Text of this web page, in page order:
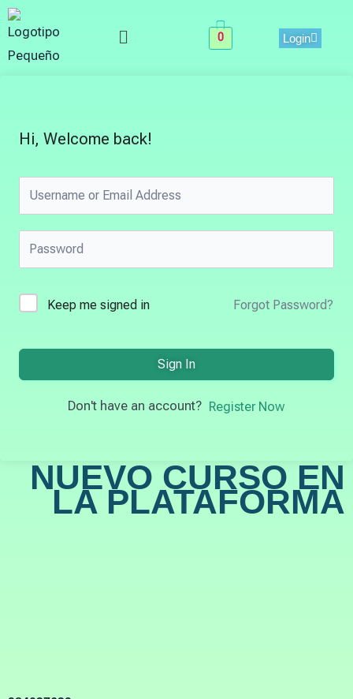
Skip
to
content
Menu 0 Login
Hi, Welcome back!
Keep me signed in Forgot Password?
Sign In
Don't have an account? Register Now
NUEVO CURSO EN
LA PLATAFORMA